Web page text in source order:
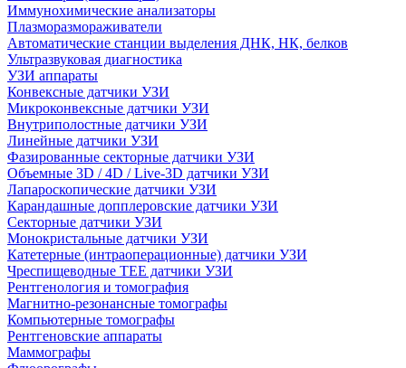
Иммунохимические анализаторы
Плазморазмораживатели
Автоматические станции выделения ДНК, НК, белков
Ультразвуковая диагностика
УЗИ аппараты
Конвексные датчики УЗИ
Микроконвексные датчики УЗИ
Внутриполостные датчики УЗИ
Линейные датчики УЗИ
Фазированные секторные датчики УЗИ
Объемные 3D / 4D / Live-3D датчики УЗИ
Лапароскопические датчики УЗИ
Карандашные допплеровские датчики УЗИ
Секторные датчики УЗИ
Монокристальные датчики УЗИ
Катетерные (интраоперационные) датчики УЗИ
Чреспищеводные TEE датчики УЗИ
Рентгенология и томография
Магнитно-резонансные томографы
Компьютерные томографы
Рентгеновские аппараты
Маммографы